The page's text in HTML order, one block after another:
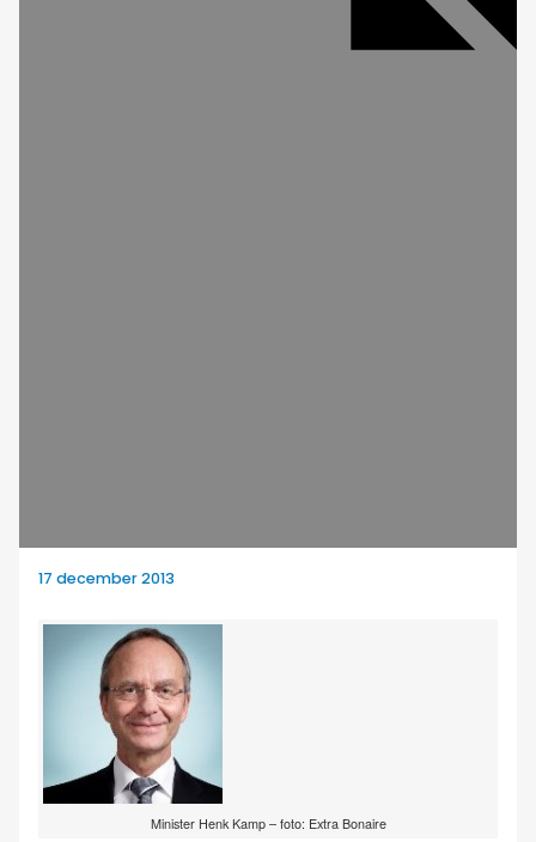
17 december 2013
Minister Henk Kamp – foto: Extra Bonaire